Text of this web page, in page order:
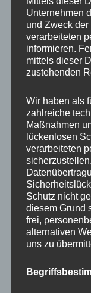
Aufwand
Umso mehr
schönen
Gereizt
ich sie auch
dem Titelbild
Action zu
Unternehmen
und Zweck
verarbeiteten
informieren.
mittels dieser
zustehenden
Wir haben als
zahlreiche
Maßnahmen
lückenlosen
verarbeiteten
Schutz nicht
diesem Grund
frei,
alternativen
uns zu